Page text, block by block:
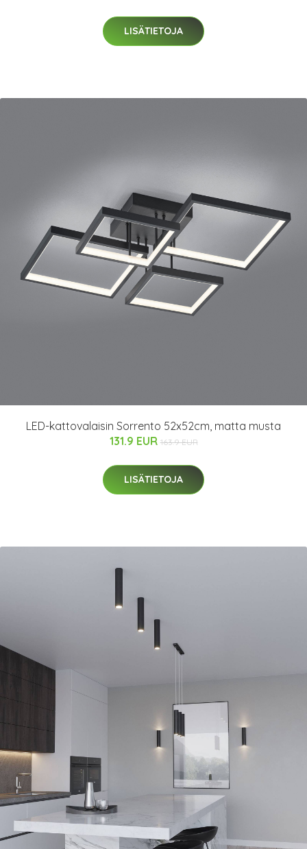
LISÄTIETOJA
LED-kattovalaisin Sorrento 52x52cm, matta musta
131.9 EUR 163.9 EUR
LISÄTIETOJA